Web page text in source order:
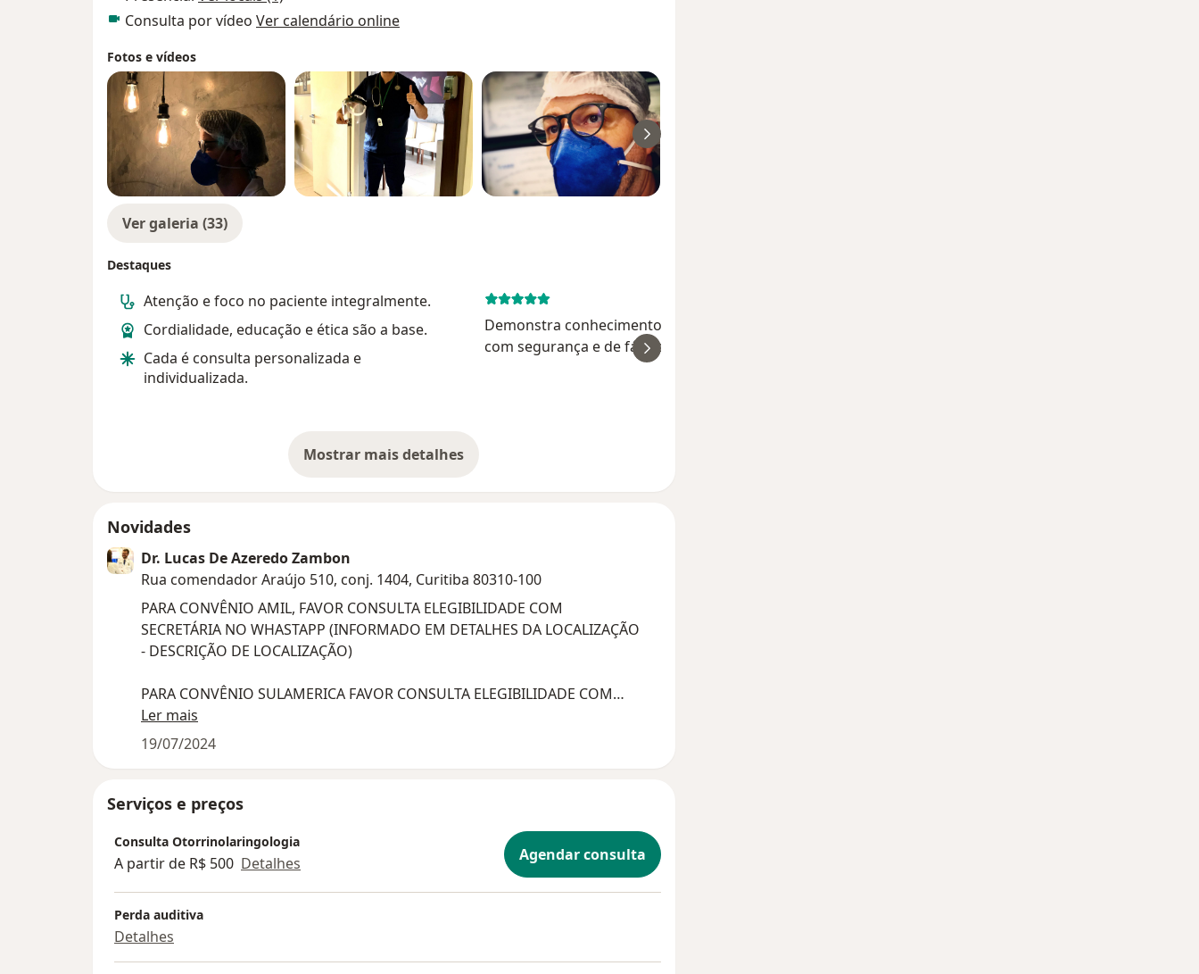
Consulta por vídeo Ver calendário online
Fotos e vídeos
Ver galeria (33)
Destaques
Atenção e foco no paciente integralmente.
Cordialidade, educação e ética são a base.
Cada é consulta personalizada e
individualizada.
Demonstra conhecimento, diagnóstico direto
com segurança e de fácil entendimento pelo
paciente, alto astral alegria contagiante. Ótima
Mostrar mais detalhes
sobre a experiência
Novidades
Dr. Lucas De Azeredo Zambon
Rua comendador Araújo 510, conj. 1404, Curitiba 80310-100
PARA CONVÊNIO AMIL, FAVOR CONSULTA ELEGIBILIDADE COM
SECRETÁRIA NO WHASTAPP (INFORMADO EM DETALHES DA LOCALIZAÇÃO
- DESCRIÇÃO DE LOCALIZAÇÃO)
PARA CONVÊNIO SULAMERICA FAVOR CONSULTA ELEGIBILIDADE COM
SECRETÁRIA NO WHASTAPP (INFORMADO EM DETALHES DA LOCALIZAÇÃO
DESCRIÇÃO DE LOCALIZAÇÃO)
Ler mais
19/07/2024
Serviços e preços
Consulta Otorrinolaringologia
A partir de R$ 500 Detalhes Agendar consulta
Perda auditiva
Detalhes